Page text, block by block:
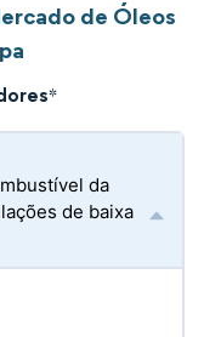
de Óleos
*
da
de baixa